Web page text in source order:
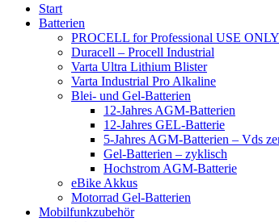
Start
Batterien
PROCELL for Professional USE ONLY
Duracell – Procell Industrial
Varta Ultra Lithium Blister
Varta Industrial Pro Alkaline
Blei- und Gel-Batterien
12-Jahres AGM-Batterien
12-Jahres GEL-Batterie
5-Jahres AGM-Batterien – Vds
Gel-Batterien – zyklisch
Hochstrom AGM-Batterie
eBike Akkus
Motorrad Gel-Batterien
Mobilfunkzubehör